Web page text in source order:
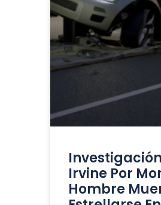
Irvine Por
Hombre